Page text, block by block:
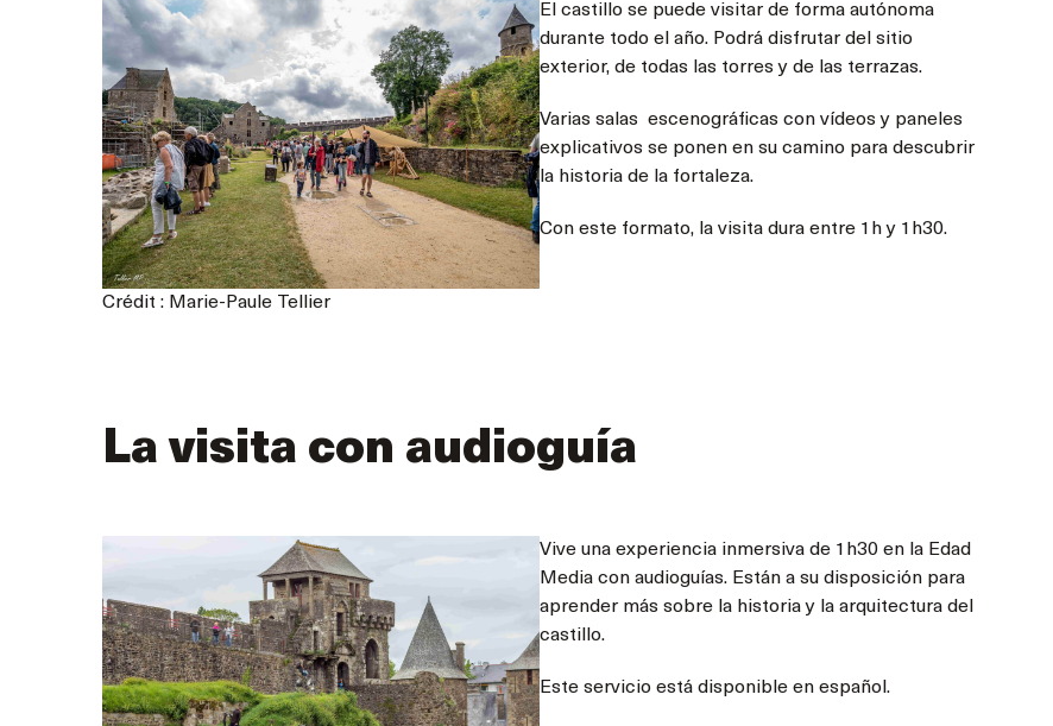
Crédit : Marie-Paule Tellier
El castillo se puede visitar de forma autónoma
durante todo el año. Podrá disfrutar del sitio
exterior, de todas las torres y de las terrazas.
Varias salas escenográficas con vídeos y paneles
explicativos se ponen en su camino para descubrir
la historia de la fortaleza.
Con este formato, la visita dura entre 1h y 1h30.
La visita con audioguía
Vive una experiencia inmersiva de 1h30 en la Edad
Media con audioguías. Están a su disposición para
aprender más sobre la historia y la arquitectura del
castillo.
Este servicio está disponible en español.